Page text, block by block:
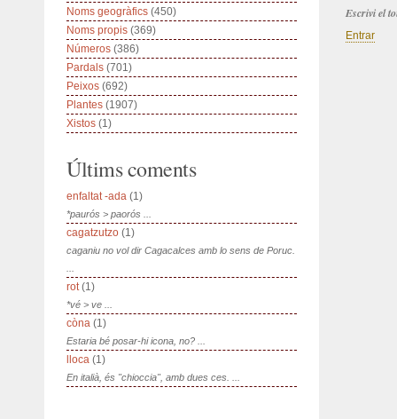
Escrivi el
Entrar
Noms geogràfics (450)
Noms propis (369)
Números (386)
Pardals (701)
Peixos (692)
Plantes (1907)
Xistos (1)
Últims coments
enfaltat -ada (1)
*paurós > paorós ...
cagatzutzo (1)
caganiu no vol dir Cagacalces amb lo sens de Poruc.
rot(1)
*vé > ve ...
còna (1)
Estaria bé posar-hi icona, no? ...
lloca (1)
En italià, és "chioccia", amb dues ces. ...